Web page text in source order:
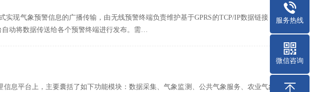
实现气象预警信息的广播传输，由无线预警终端负责维护基于GPRS的TCP/IP数据链接，
动将数据传送给各个预警终端进行发布。需…
息平台上，主要囊括了如下功能模块：数据采集、气象监测、公共气象服务、农业气象
服务热线
微信咨询